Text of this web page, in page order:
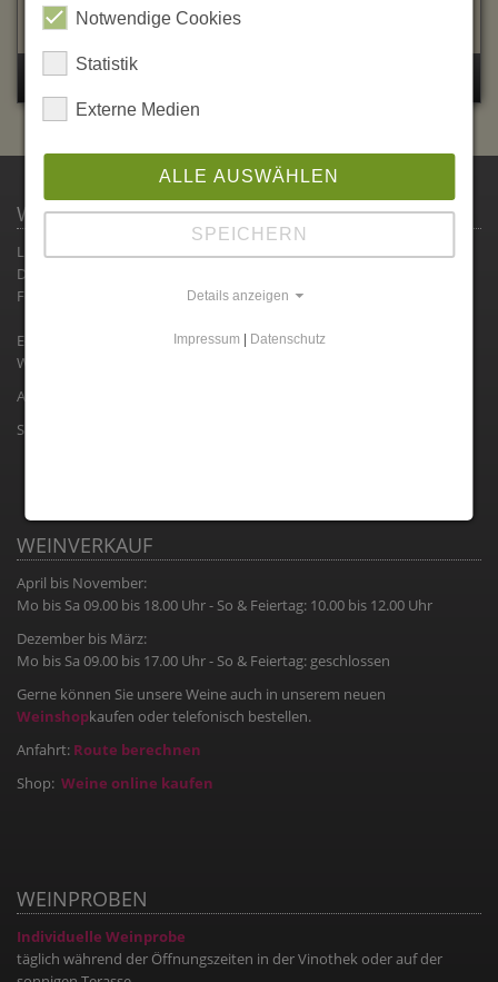
Anzahl:
WEINGUT HITZIGER
Liebfrauenbergweg 3
D-76887 Bad Bergzabern
Fon : ( 0049 ) 63 43 / 17 10
E-Mail:
info@weingut-hitziger.de
Web :
Anfahrt:
Shop:
WEINVERKAUF
April bis November:
Mo bis Sa 09.00 bis 18.00 Uhr - So & Feiertag: 10.00 bis 12.00 Uhr
Dezember bis März:
Mo bis Sa 09.00 bis 17.00 Uhr - So & Feiertag: geschlossen
Gerne können Sie unsere Weine auch in unserem neuen
Weinshopkaufen oder telefonisch bestellen.
Anfahrt: Route berechnen
Shop: Weine online kaufen
WEINPROBEN
Individuelle Weinprobe
täglich während der Öffnungszeiten in der Vinothek oder auf der
Notwendige Cookies
Statistik
Externe Medien
ALLE AUSWÄHLEN
SPEICHERN
Details anzeigen
Impressum Datenschutz